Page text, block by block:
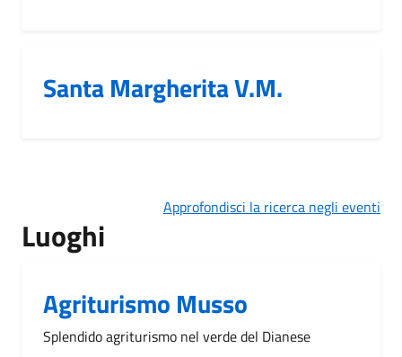
Santa Margherita V.M.
Approfondisci la ricerca negli eventi
Luoghi
Agriturismo Musso
Splendido agriturismo nel verde del Dianese